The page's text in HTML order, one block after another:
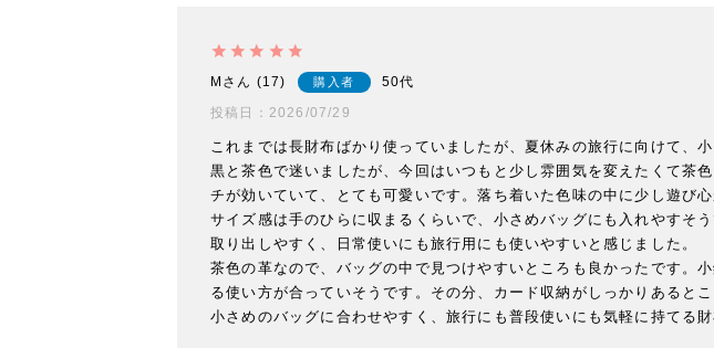
M 17 購入者
50代
投稿日
2026/07/29
これまでは長財布ばかり使っていましたが、夏休みの旅行に向けて、
黒と茶色で迷いましたが、今回はいつもと少し雰囲気を変えたくて茶
チが効いていて、とても可愛いです。落ち着いた色味の中に少し遊び
サイズ感は手のひらに収まるくらいで、小さめバッグにも入れやすそ
取り出しやすく、日常使いにも旅行用にも使いやすいと感じました。
茶色の革なので、バッグの中で見つけやすいところも良かったです。
る使い方が合っていそうです。その分、カード収納がしっかりあるとこ